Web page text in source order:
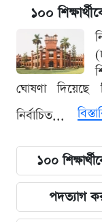
১০০
ঘোষণা দিয়েছে
নির্বাচিত...
১০০
পদত্যাগ